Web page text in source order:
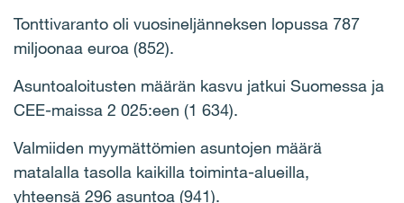
Tonttivaranto oli vuosineljänneksen lopussa 787
miljoonaa euroa (852).
Asuntoaloitusten määrän kasvu jatkui Suomessa ja
CEE-maissa 2 025:een (1 634).
Valmiiden myymättömien asuntojen määrä
matalalla tasolla kaikilla toiminta-alueilla,
yhteensä 296 asuntoa (941).